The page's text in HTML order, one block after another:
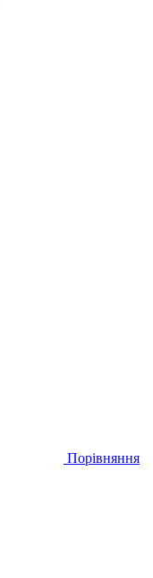
Порівняння